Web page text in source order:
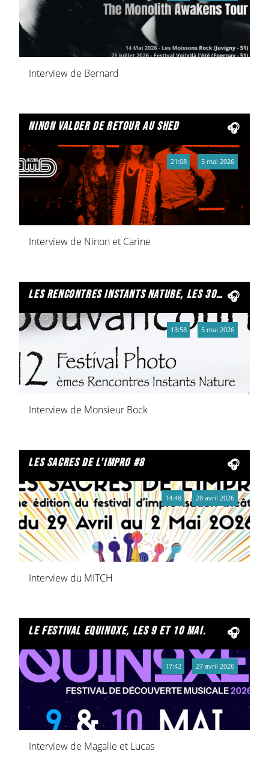
Interview de Bernard
ninon valder de retour au shed
Interview de Ninon et Carine
21:08 5 mai 2026
les rencontres instants nature, les 30 et 31 mai
Interview de Monsieur Bock
13:58 5 mai 2026
les sacres de l'impro #8
Interview du MITCH
14:48 28 avril 2026
le festival equinoxe, les 9 et 10 mai.
Interview de Magalie et Lucas
17:42 27 avril 2026